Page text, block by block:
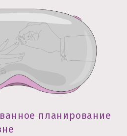
планирование